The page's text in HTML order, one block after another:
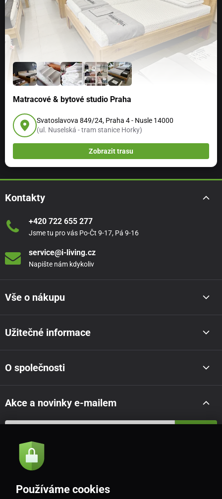
Matracové & bytové studio Praha
Svatoslavova 849/24, Praha 4 - Nusle 14000
(ul. Nuselská - tram stanice Horky)
Zobrazit trasu
Kontakty
+420 722 655 277
Jsme tu pro vás Po-Čt 9-17, Pá 9-16
service@i-living.cz
Napište nám kdykoliv
Vše o nákupu
Užitečné informace
O společnosti
Akce a novinky e-mailem
Souhlasím se
Používáme cookies